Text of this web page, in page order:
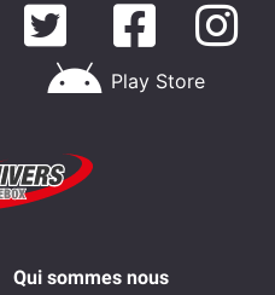
Play Store
Qui sommes nous